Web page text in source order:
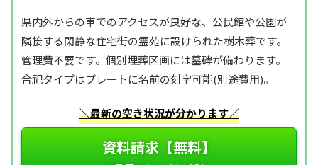
県内外からの車でのアクセスが良好な、公民館や公園が
隣接する閑静な住宅街の霊苑に設けられた樹木葬です。
管理費不要です。個別埋葬区画には墓碑が備わります。
合祀タイプはプレートに名前の刻字可能(別途費用)。
＼最新の空き状況が分かります／
資料請求【無料】